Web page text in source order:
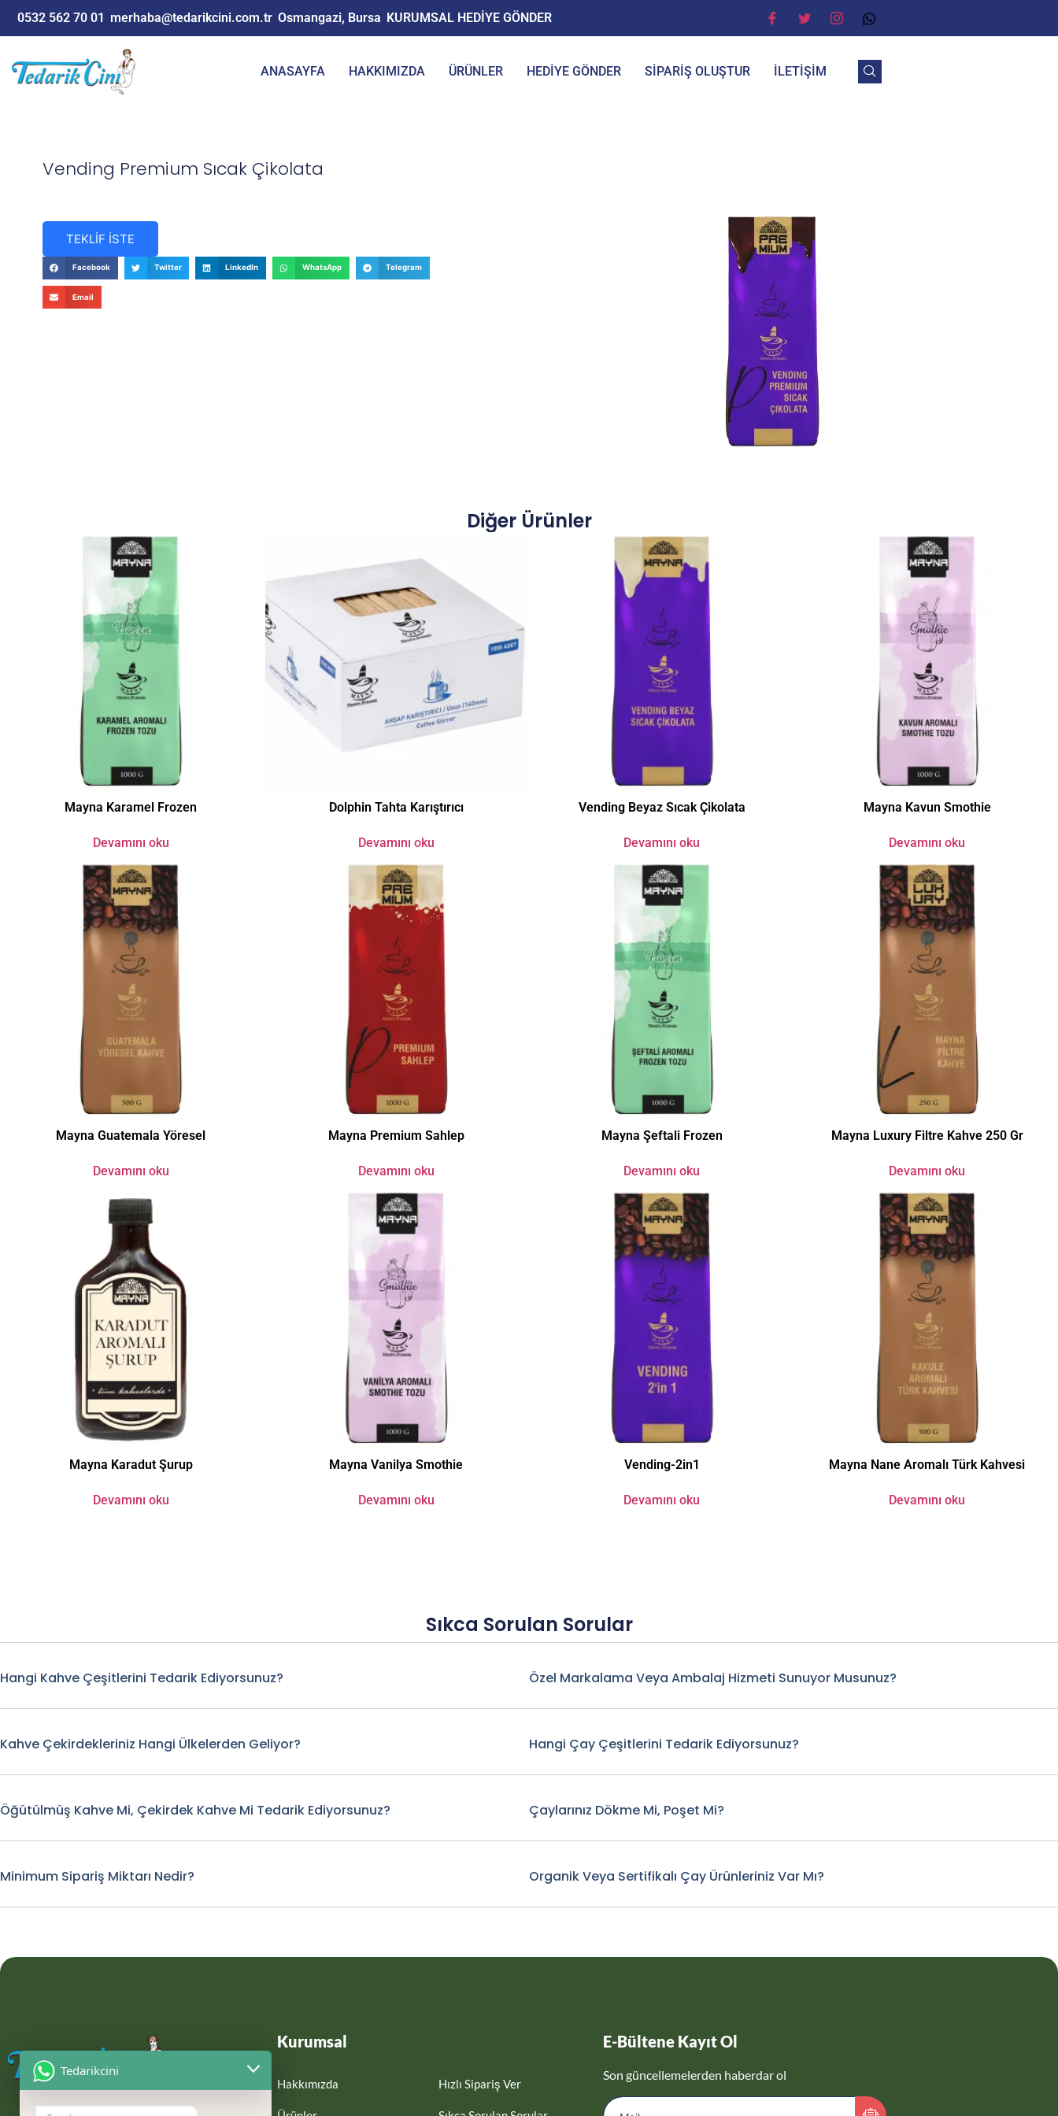
0532 562 70 01 merhaba@tedarikcini.com.tr Osmangazi, Bursa KURUMSAL HEDİYE GÖNDER
ANASAYFA HAKKIMIZDA ÜRÜNLER HEDİYE GÖNDER SIPARIŞ OLUŞTUR İLETIŞIM
Vending Premium Sıcak Çikolata
TEKLİF İSTE
Facebook Twitter LinkedIn WhatsApp Telegram
Email
Diğer Ürünler
Mayna Karamel Frozen
Devamını oku
Dolphin Tahta Karıştırıcı
Devamını oku
Vending Beyaz Sıcak Çikolata
Devamını oku
Mayna Kavun Smothie
Devamını oku
Mayna Guatemala Yöresel
Devamını oku
Mayna Premium Sahlep
Devamını oku
Mayna Şeftali Frozen
Devamını oku
Mayna Luxury Filtre Kahve 250 Gr
Devamını oku
Mayna Karadut Şurup
Devamını oku
Mayna Vanilya Smothie
Devamını oku
Vending-2in1
Devamını oku
Mayna Nane Aromalı Türk Kahvesi
Devamını oku
Sıkca Sorulan Sorular
Hangi Kahve Çeşitlerini Tedarik Ediyorsunuz?
Kahve Çekirdekleriniz Hangi Ülkelerden Geliyor?
Öğütülmüş Kahve Mi, Çekirdek Kahve Mi Tedarik Ediyorsunuz?
Minimum Sipariş Miktarı Nedir?
Özel Markalama Veya Ambalaj Hizmeti Sunuyor Musunuz?
Hangi Çay Çeşitlerini Tedarik Ediyorsunuz?
Çaylarınız Dökme Mi, Poşet Mi?
Organik Veya Sertifikalı Çay Ürünleriniz Var Mı?
Kurumsal
Hakkımızda Hızlı Sipariş Ver
E-Bültene Kayıt Ol
Son güncellemelerden haberdar ol
Tedarikcini